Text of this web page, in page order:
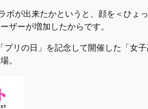
ボが出来たかというと、顔を＜ひ
ザーが増加したからです。
プリの日」を記念して開催した「女
。